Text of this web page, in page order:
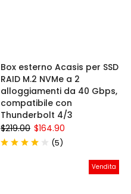
Box esterno Acasis per SSD
RAID M.2 NVMe a 2
alloggiamenti da 40 Gbps,
compatibile con
Thunderbolt 4/3
$219.00 $164.90
(5)
Vendita